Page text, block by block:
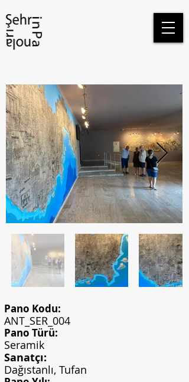
Pano Kodu:
ANT_SER_004
Pano Türü:
Seramik
Sanatçı:
Dağıstanlı, Tufan